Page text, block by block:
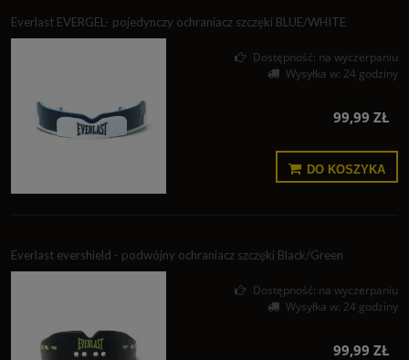
Everlast EVERGEL- pojedynczy ochraniacz szczęki BLUE/WHITE
Dostępność: na wyczerpaniu
Wysyłka w: 24 godziny
99,99 ZŁ
DO KOSZYKA
Everlast evershield - podwójny ochraniacz szczęki Black/Green
Dostępność: na wyczerpaniu
Wysyłka w: 24 godziny
99,99 ZŁ